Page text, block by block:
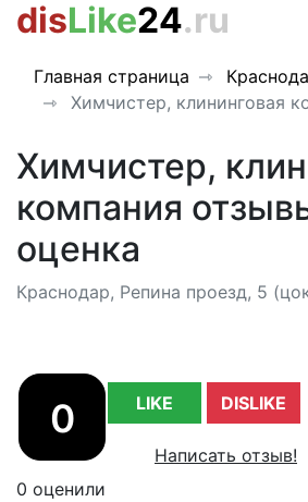
disLike24.ru
Главная страница
Химчистер, клининговая
Химчистер,
компания
оценка
Краснодар, Репина проезд, 5
0 LIKE DISLIKE
Написать отзыв!
0 оценили